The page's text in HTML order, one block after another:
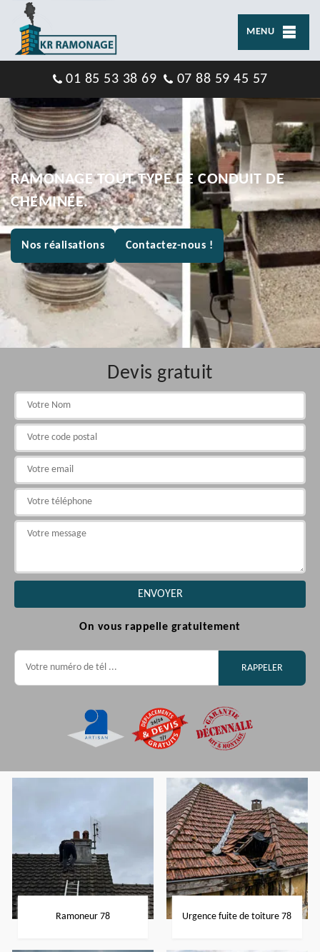
MENU
01 85 53 38 69 07 88 59 45 57
RAMONAGE TOUT TYPE DE CONDUIT DE
CHEMINÉE.
Nos réalisations Contactez-nous !
Devis gratuit
On vous rappelle gratuitement
Ramoneur 78 Urgence fuite de toiture 78